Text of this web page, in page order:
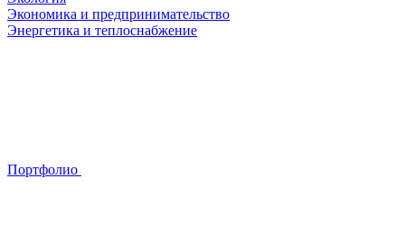
Экономика и предпринимательство
Энергетика и теплоснабжение
Портфолио